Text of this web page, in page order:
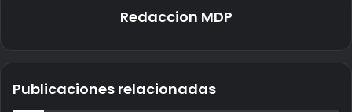
Redaccion MDP
Publicaciones relacionadas